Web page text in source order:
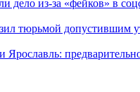
дело из-за «фейков» в
тюрьмой допустившим
Ярославль: